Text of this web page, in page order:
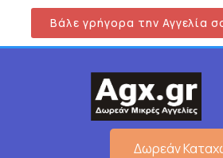
Βάλε γρήγορα την Αγγελία
Δωρεάν